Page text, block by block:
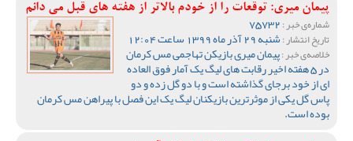
پیمان میری: توقعات را از خودم بالاتر از هفته های قبل می دانم
شماره‌ی خبر :
تاریخ انتشار :شنبه 29 آذر ماه 1399 ساعت 12:04
خلاصه‌ی خبر :پیمان میری بازیکن تهاجمی مس کرمان
در 5 هفته اخیر رقابت های لیگ یک آمار فوق العاده
ای از خود برجای گذاشته است و با دو گل زده و دو
پاس گل یکی از موثرترین بازیکنان لیگ یک این فصل با پیراهن مس کرمان
بوده است.